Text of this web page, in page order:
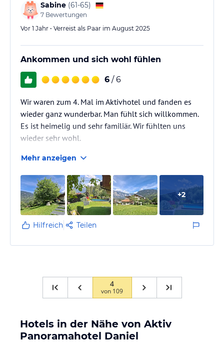
Sabine (61-65)
7 Bewertungen
Vor 1 Jahr • Verreist als Paar im August 2025
Ankommen und sich wohl fühlen
6 / 6
Wir waren zum 4. Mal im Aktivhotel und fanden es
wieder ganz wunderbar. Man fühlt sich willkommen.
Es ist heimelig und sehr familiär. Wir fühlten uns
wieder sehr wohl.
Mehr anzeigen
+2
Hilfreich Teilen
4
von 109
Hotels in der Nähe von Aktiv
Panoramahotel Daniel